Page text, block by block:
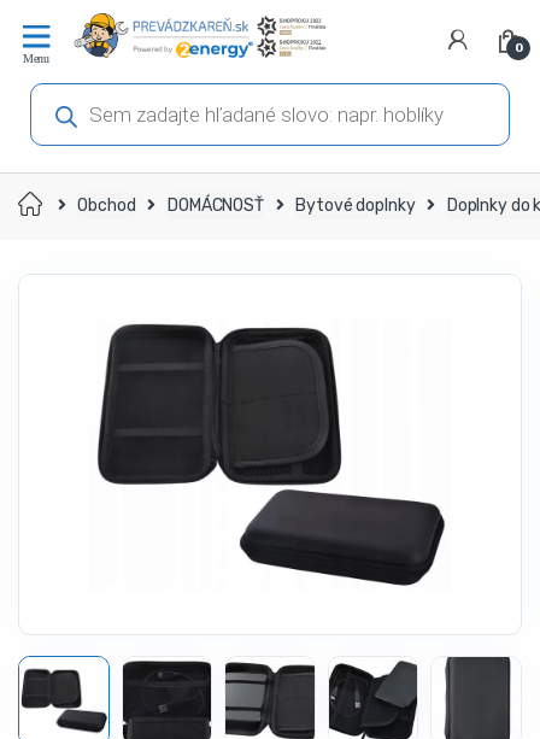
navigáciu
obsah
0
Products
search
Domov Obchod DOMÁCNOSŤ Bytové doplnky Doplnky do